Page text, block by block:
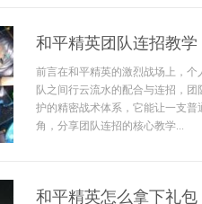
和平精英团队连招教
前言在和平精英的激烈战场上，
队之间行云流水的配合与连招，
护的精密战术体系，它能让一支
角，分享团队连招的核心教学...
和平精英怎么拿下礼